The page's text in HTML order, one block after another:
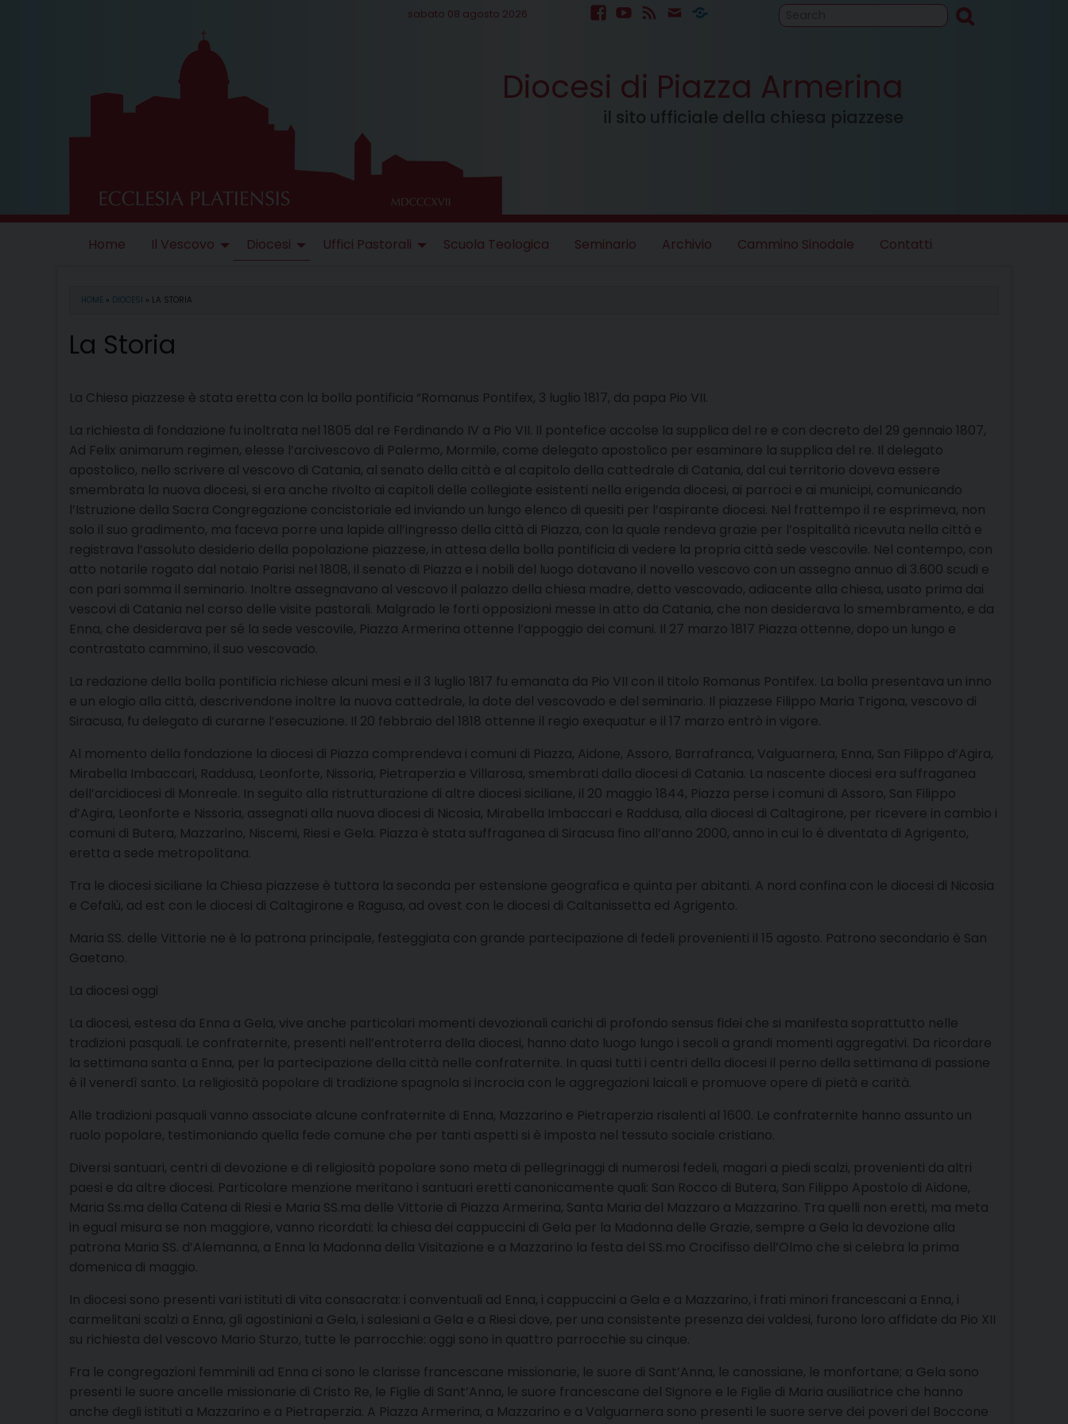
sabato 08 agosto 2026
Sinodale
Diocesi di Piazza Armerina
il sito ufficiale della chiesa piazzese
Home Il Vescovo Diocesi Uffici Pastorali Scuola Teologica Seminario Archivio Cammino Sinodale Contatti
HOME » DIOCESI » LA STORIA
La Storia
La Chiesa piazzese è stata eretta con la bolla pontificia “Romanus Pontifex, 3 luglio 1817, da papa Pio VII.
La richiesta di fondazione fu inoltrata nel 1805 dal re Ferdinando IV a Pio VII. Il pontefice accolse la supplica del re e con decreto del 29 gennaio 1807,
Ad Felix animarum regimen, elesse l’arcivescovo di Palermo, Mormile, come delegato apostolico per esaminare la supplica del re. Il delegato
apostolico, nello scrivere al vescovo di Catania, al senato della città e al capitolo della cattedrale di Catania, dal cui territorio doveva essere
smembrata la nuova diocesi, si era anche rivolto ai capitoli delle collegiate esistenti nella erigenda diocesi, ai parroci e ai municipi, comunicando
l’Istruzione della Sacra Congregazione concistoriale ed inviando un lungo elenco di quesiti per l’aspirante diocesi. Nel frattempo il re esprimeva, non
solo il suo gradimento, ma faceva porre una lapide all’ingresso della città di Piazza, con la quale rendeva grazie per l’ospitalità ricevuta nella città e
registrava l’assoluto desiderio della popolazione piazzese, in attesa della bolla pontificia di vedere la propria città sede vescovile. Nel contempo, con
atto notarile rogato dal notaio Parisi nel 1808, il senato di Piazza e i nobili del luogo dotavano il novello vescovo con un assegno annuo di 3.600 scudi e
con pari somma il seminario. Inoltre assegnavano al vescovo il palazzo della chiesa madre, detto vescovado, adiacente alla chiesa, usato prima dai
vescovi di Catania nel corso delle visite pastorali. Malgrado le forti opposizioni messe in atto da Catania, che non desiderava lo smembramento, e da
Enna, che desiderava per sé la sede vescovile, Piazza Armerina ottenne l’appoggio dei comuni. Il 27 marzo 1817 Piazza ottenne, dopo un lungo e
contrastato cammino, il suo vescovado.
La redazione della bolla pontificia richiese alcuni mesi e il 3 luglio 1817 fu emanata da Pio VII con il titolo Romanus Pontifex. La bolla presentava un inno
e un elogio alla città, descrivendone inoltre la nuova cattedrale, la dote del vescovado e del seminario. Il piazzese Filippo Maria Trigona, vescovo di
Siracusa, fu delegato di curarne l’esecuzione. Il 20 febbraio del 1818 ottenne il regio exequatur e il 17 marzo entrò in vigore.
Al momento della fondazione la diocesi di Piazza comprendeva i comuni di Piazza, Aidone, Assoro, Barrafranca, Valguarnera, Enna, San Filippo d’Agira,
Mirabella Imbaccari, Raddusa, Leonforte, Nissoria, Pietraperzia e Villarosa, smembrati dalla diocesi di Catania. La nascente diocesi era suffraganea
dell’arcidiocesi di Monreale. In seguito alla ristrutturazione di altre diocesi siciliane, il 20 maggio 1844, Piazza perse i comuni di Assoro, San Filippo
d’Agira, Leonforte e Nissoria, assegnati alla nuova diocesi di Nicosia, Mirabella Imbaccari e Raddusa, alla diocesi di Caltagirone, per ricevere in cambio i
comuni di Butera, Mazzarino, Niscemi, Riesi e Gela. Piazza è stata suffraganea di Siracusa fino all’anno 2000, anno in cui lo è diventata di Agrigento,
eretta a sede metropolitana.
Tra le diocesi siciliane la Chiesa piazzese è tuttora la seconda per estensione geografica e quinta per abitanti. A nord confina con le diocesi di Nicosia
e Cefalù, ad est con le diocesi di Caltagirone e Ragusa, ad ovest con le diocesi di Caltanissetta ed Agrigento.
Maria SS. delle Vittorie ne è la patrona principale, festeggiata con grande partecipazione di fedeli provenienti il 15 agosto. Patrono secondario è San
Gaetano.
La diocesi oggi
La diocesi, estesa da Enna a Gela, vive anche particolari momenti devozionali carichi di profondo sensus fidei che si manifesta soprattutto nelle
tradizioni pasquali. Le confraternite, presenti nell’entroterra della diocesi, hanno dato luogo lungo i secoli a grandi momenti aggregativi. Da ricordare
la settimana santa a Enna, per la partecipazione della città nelle confraternite. In quasi tutti i centri della diocesi il perno della settimana di passione
è il venerdì santo. La religiosità popolare di tradizione spagnola si incrocia con le aggregazioni laicali e promuove opere di pietà e carità.
Alle tradizioni pasquali vanno associate alcune confraternite di Enna, Mazzarino e Pietraperzia risalenti al 1600. Le confraternite hanno assunto un
ruolo popolare, testimoniando quella fede comune che per tanti aspetti si è imposta nel tessuto sociale cristiano.
Diversi santuari, centri di devozione e di religiosità popolare sono meta di pellegrinaggi di numerosi fedeli, magari a piedi scalzi, provenienti da altri
paesi e da altre diocesi. Particolare menzione meritano i santuari eretti canonicamente quali: San Rocco di Butera, San Filippo Apostolo di Aidone,
Maria Ss.ma della Catena di Riesi e Maria SS.ma delle Vittorie di Piazza Armerina, Santa Maria del Mazzaro a Mazzarino. Tra quelli non eretti, ma meta
in egual misura se non maggiore, vanno ricordati: la chiesa dei cappuccini di Gela per la Madonna delle Grazie, sempre a Gela la devozione alla
patrona Maria SS. d’Alemanna, a Enna la Madonna della Visitazione e a Mazzarino la festa del SS.mo Crocifisso dell’Olmo che si celebra la prima
domenica di maggio.
In diocesi sono presenti vari istituti di vita consacrata: i conventuali ad Enna, i cappuccini a Gela e a Mazzarino, i frati minori francescani a Enna, i
carmelitani scalzi a Enna, gli agostiniani a Gela, i salesiani a Gela e a Riesi dove, per una consistente presenza dei valdesi, furono loro affidate da Pio XII
su richiesta del vescovo Mario Sturzo, tutte le parrocchie: oggi sono in quattro parrocchie su cinque.
Fra le congregazioni femminili ad Enna ci sono le clarisse francescane missionarie, le suore di Sant’Anna, le canossiane, le monfortane; a Gela sono
presenti le suore ancelle missionarie di Cristo Re, le Figlie di Sant’Anna, le suore francescane del Signore e le Figlie di Maria ausiliatrice che hanno
anche degli istituti a Mazzarino e a Pietraperzia. A Piazza Armerina, a Mazzarino e a Valguarnera sono presenti le suore serve dei poveri del Boccone